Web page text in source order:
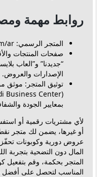
روابط مهمة
المتجر الرسمي: https://nu8th.com/ar
صفحات المنتجات
“جديدنا” و”العاب
الإصدارات والعروض.
توثيق المتجر: موثق
بمعايير الجودة
لأي مشتريات رقمية أو
أو غيرها، يضمن لك متجر
عروض دورية وكوبونات
المال دون التضحية بتجربة
المتجر بحكمة، وقم بتفعيل
المناسب لتحصل على أفضل